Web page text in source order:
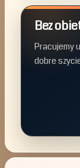
Bez
Pracujemy
dobre